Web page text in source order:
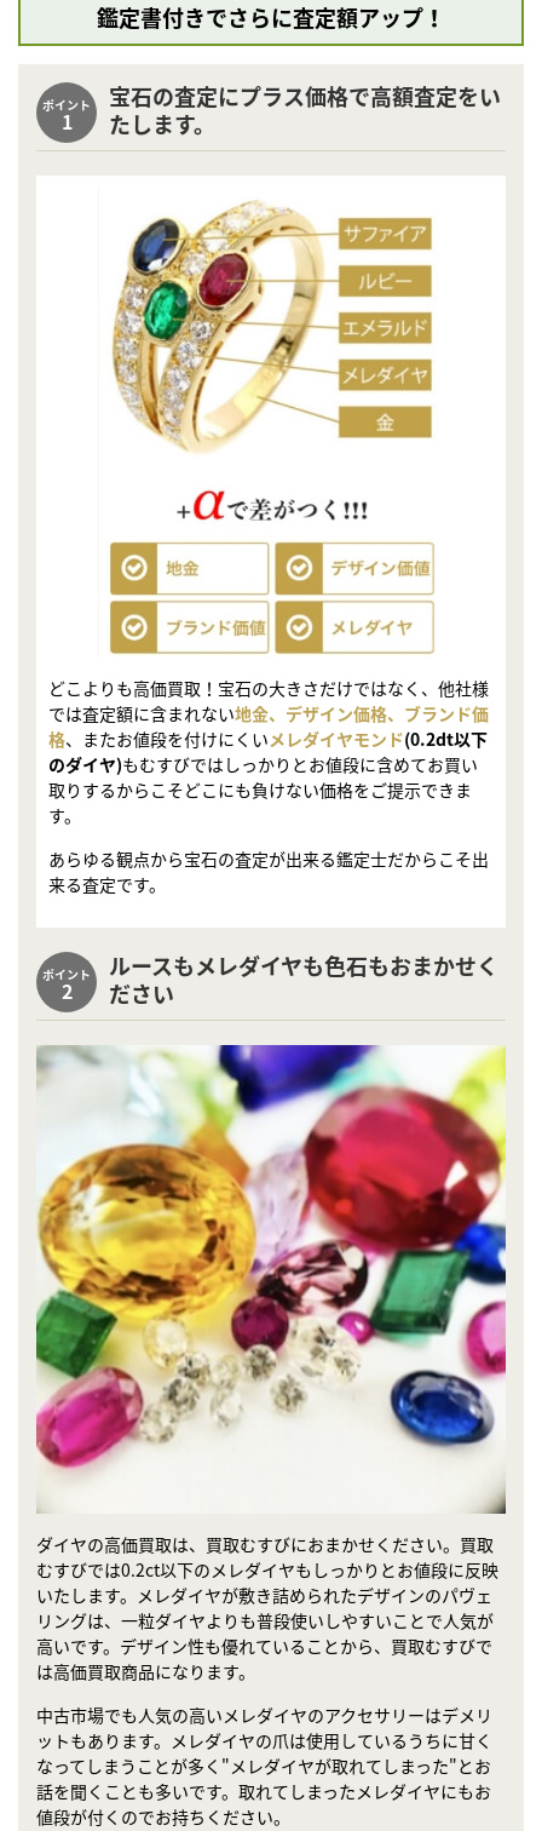
鑑定書付きでさらに査定額アップ！
ポイント
1
宝石の査定にプラス価格で高額査定をい
たします。
どこよりも高価買取！宝石の大きさだけではなく、他社様
では査定額に含まれない地金、デザイン価格、ブランド価
格、またお値段を付けにくいメレダイヤモンド(0.2dt以下
のダイヤ)もむすびではしっかりとお値段に含めてお買い
取りするからこそどこにも負けない価格をご提示できま
す。
あらゆる観点から宝石の査定が出来る鑑定士だからこそ出
来る査定です。
ポイント
2
ルースもメレダイヤも色石もおまかせく
ださい
ダイヤの高価買取は、買取むすびにおまかせください。買取
むすびでは0.2ct以下のメレダイヤもしっかりとお値段に反映
いたします。メレダイヤが敷き詰められたデザインのパヴェ
リングは、一粒ダイヤよりも普段使いしやすいことで人気が
高いです。デザイン性も優れていることから、買取むすびで
は高価買取商品になります。
中古市場でも人気の高いメレダイヤのアクセサリーはデメリ
ットもあります。メレダイヤの爪は使用しているうちに甘く
なってしまうことが多く"メレダイヤが取れてしまった"とお
話を聞くことも多いです。取れてしまったメレダイヤにもお
値段が付くのでお持ちください。